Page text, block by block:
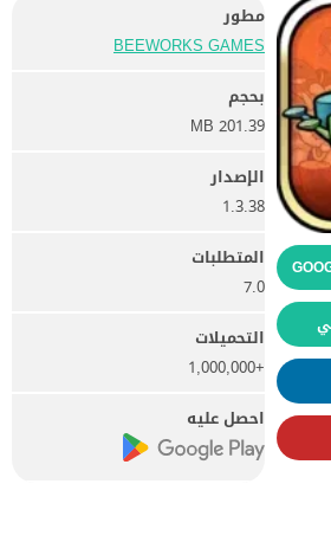
مطور
BEEWORKS GAMES
بحجم
201.39 MB
الإصدار
1.3.38
المتطلبات
7.0
التحميلات
+1,000,000
احصل عليه